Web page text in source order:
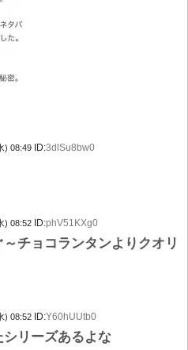
) 08:49 ID:3dlSu8bw0
) 08:52 ID:phV51KXg0
チョコランタンよりクオリ
) 08:52 ID:Y60hUUtb0
リーズあるよな